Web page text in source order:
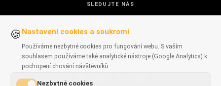
SLEDUJTE NÁS
DOSTUPNÉ V PROHLÍŽEČÍCH
Frontend
Vývojářské nástroje
Všechny články →
ReleaseBoard
Všechny nástroje →
WEBOVÉ STRÁNKY
CosmoLapse
GuitarAtlas
Starší portfolio
🍪 Nastavení cookies a soukromí
Používáme nezbytné cookies pro fungování webu. S vaším
souhlasem používáme také analytické nástroje (Google Analytics) k
pochopení chování návštěvníků.
Nezbytné cookies